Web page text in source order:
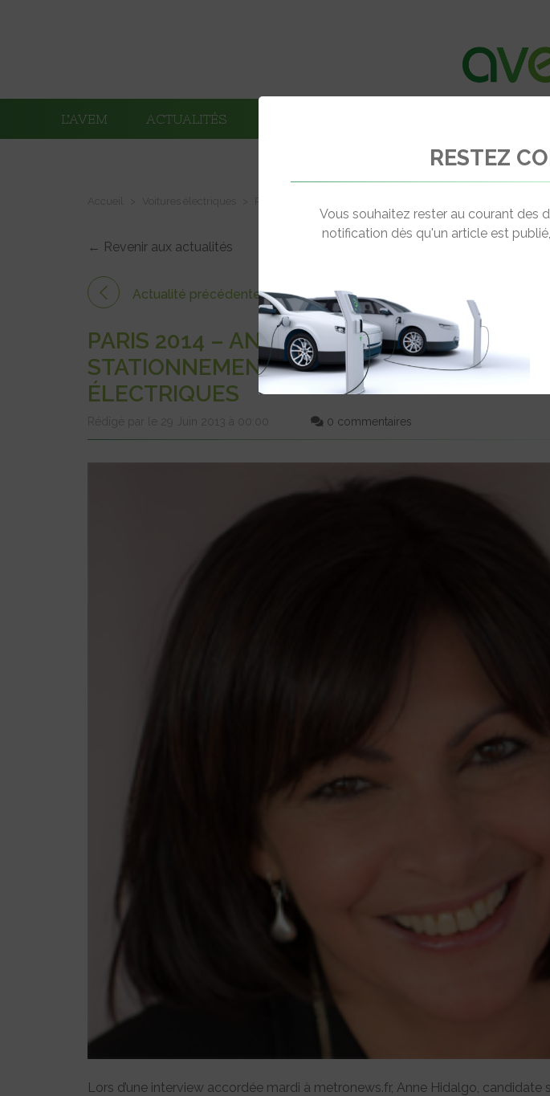
L’AVEM ACTUALITÉS
← Revenir aux actualités
Actualité précédente
PARIS 2014 – ANNE HIDALGO EN FAVEUR DU
STATIONNEMENT GRATUIT POUR LES
ÉLECTRIQUES
0 commentaires
Lors d’une interview accordée mardi à metronews.fr, Anne Hidalgo, candidate
RESTEZ
Vous souhaitez rester au courant des
notification dès qu'un article est